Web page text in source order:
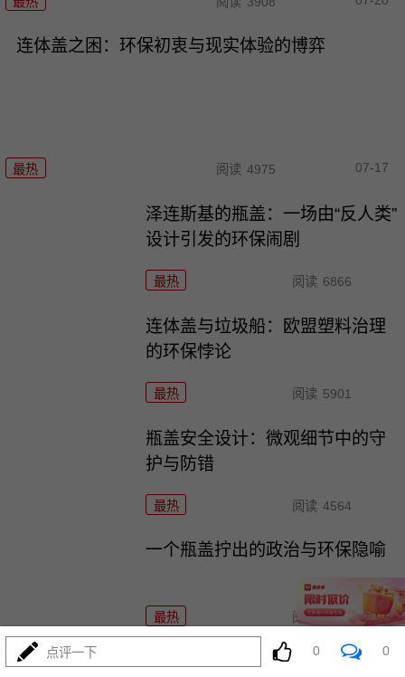
连体盖之困：环保初衷与现实体验的博弈
最热 阅读 4975 07-17
泽连斯基的瓶盖：一场由“反人类”
设计引发的环保闹剧
最热 阅读 6866
连体盖与垃圾船：欧盟塑料治理
的环保悖论
最热 阅读 5901
瓶盖安全设计：微观细节中的守
护与防错
最热 阅读 4564
一个瓶盖拧出的政治与环保隐喻
最热 阅读 4997
日韩股市重挫：半导体失速与中
点评一下 0 0